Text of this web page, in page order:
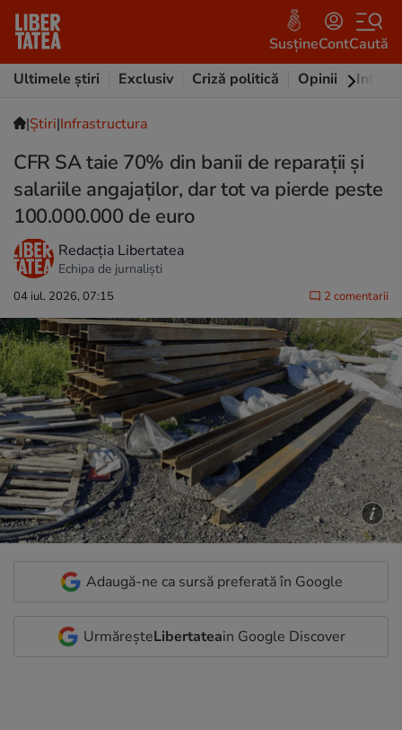
SusțineContCaută
Ultimele știri
Exclusiv Criză politică Opinii
|Ştiri|Infrastructura
CFR SA taie 70% din banii de reparații și
salariile angajaților, dar tot va pierde peste
100.000.000 de euro
Redacția Libertatea
Echipa de jurnaliști
04 iul. 2026, 07:15 2 comentarii
Adaugă-ne ca sursă preferată în Google
UrmăreșteLibertateain Google Discover